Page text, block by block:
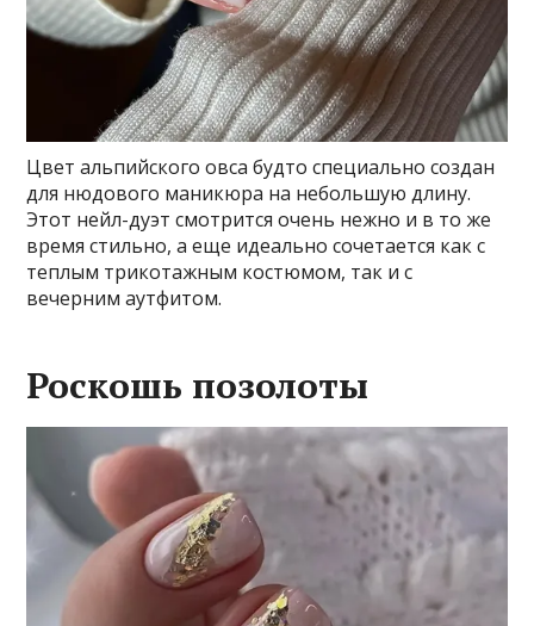
Цвет альпийского овса будто специально создан
для нюдового маникюра на небольшую длину.
Этот нейл-дуэт смотрится очень нежно и в то же
время стильно, а еще идеально сочетается как с
теплым трикотажным костюмом, так и с
вечерним аутфитом.
Роскошь позолоты